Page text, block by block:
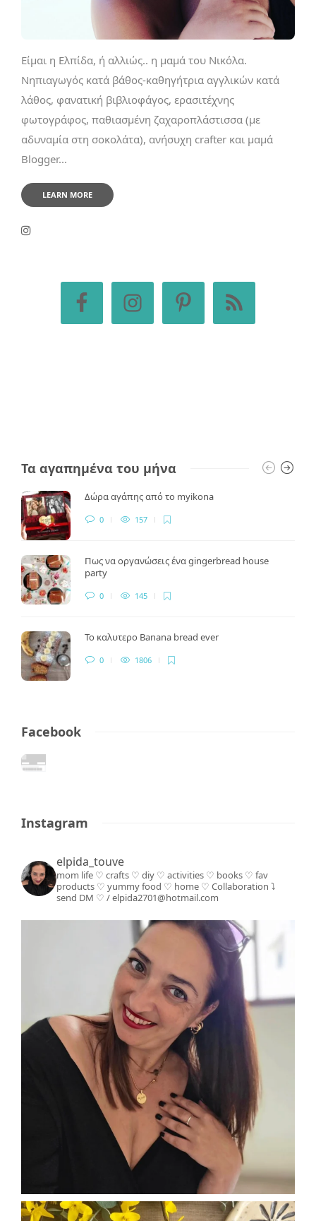
Είμαι η Ελπίδα, ή αλλιώς.. η μαμά του Νικόλα.
Νηπιαγωγός κατά βάθος-καθηγήτρια αγγλικών κατά
λάθος, φανατική βιβλιοφάγος, ερασιτέχνης
φωτογράφος, παθιασμένη ζαχαροπλάστισσα (με
αδυναμία στη σοκολάτα), ανήσυχη crafter και μαμά
Blogger...
LEARN MORE
Τα αγαπημένα του μήνα
Δώρα αγάπης από το myikona
0 157
Πως να οργανώσεις ένα gingerbread house
party
0 145
Το καλυτερο Banana bread ever
0 1806
Facebook
Instagram
elpida_touve
mom life ♡ crafts ♡ diy ♡ activities ♡ books ♡ fav
products ♡ yummy food ♡ home ♡ Collaboration ⤵️
send DM ♡ / elpida2701@hotmail.com